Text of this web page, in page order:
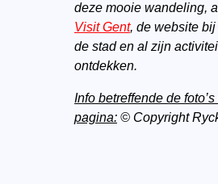
deze mooie wandeling,
Visit Gent, de website
de stad en al zijn
ontdekken.
Info betreffende de
pagina:© Copyright